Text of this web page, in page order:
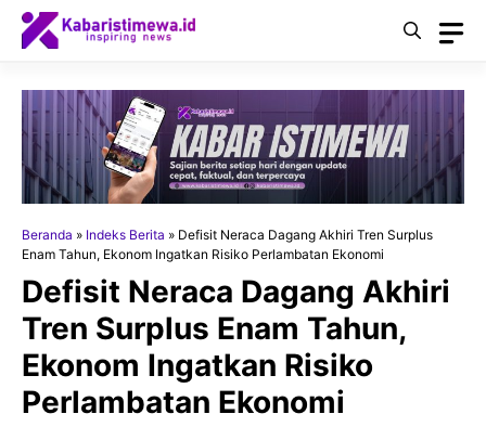
Langsung
Beranda » Indeks Berita » Defisit Neraca Dagang Akhiri Tren Surplus
Enam Tahun, Ekonom Ingatkan Risiko Perlambatan Ekonomi
Defisit Neraca Dagang Akhiri
Tren Surplus Enam Tahun,
Ekonom Ingatkan Risiko
Perlambatan Ekonomi